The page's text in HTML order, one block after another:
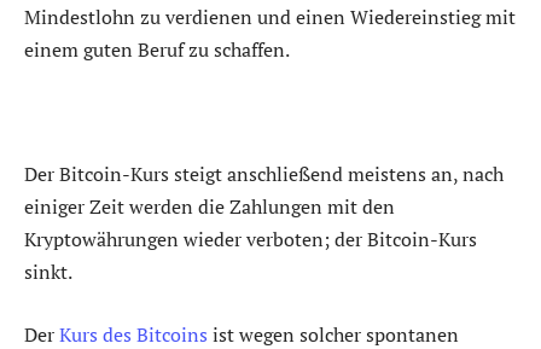
Mindestlohn zu verdienen und einen Wiedereinstieg mit
einem guten Beruf zu schaffen.
Der Bitcoin-Kurs steigt anschließend meistens an, nach
einiger Zeit werden die Zahlungen mit den
Kryptowährungen wieder verboten; der Bitcoin-Kurs
sinkt.
DerKurs des Bitcoins ist wegen solcher spontanen